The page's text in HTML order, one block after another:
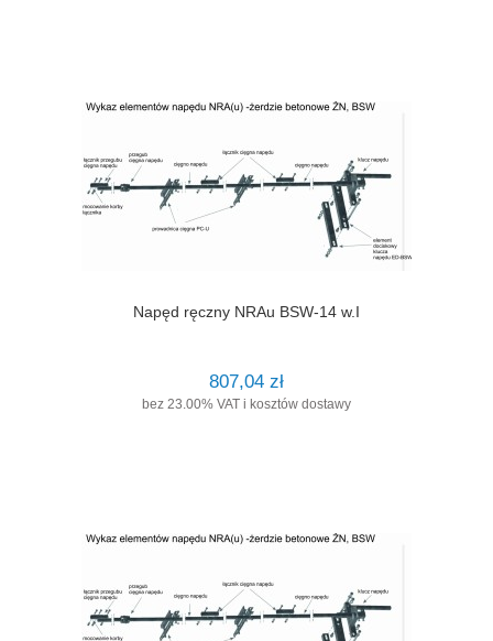
Napęd ręczny NRAu BSW-14 w.I
807,04 zł
bez 23.00% VAT i kosztów dostawy